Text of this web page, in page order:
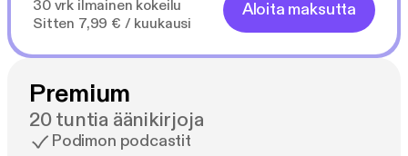
30 vrk ilmainen kokeilu
Sitten 7,99 € / kuukausi
Aloita maksutta
Premium
20 tuntia äänikirjoja
Podimon podcastit